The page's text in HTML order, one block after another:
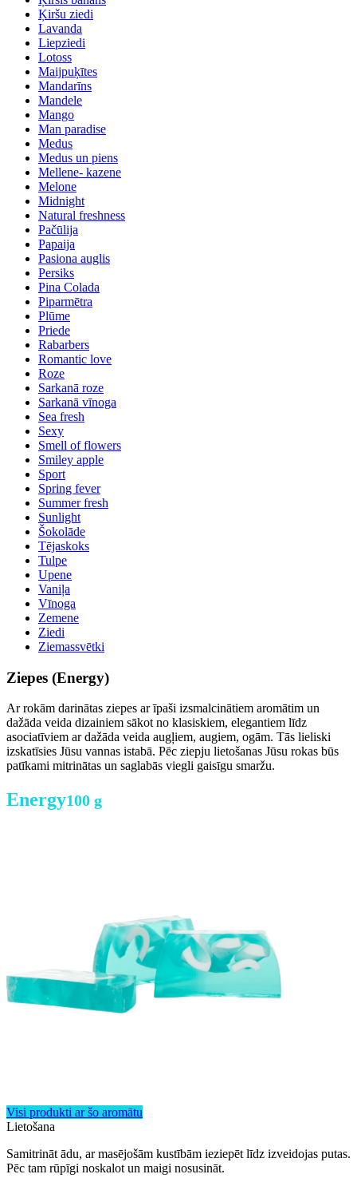
Ķiršu ziedi
Lavanda
Liepziedi
Lotoss
Maijpuķītes
Mandarīns
Mandele
Mango
Man paradise
Medus
Medus un piens
Mellene- kazene
Melone
Midnight
Natural freshness
Pačūlija
Papaija
Pasiona auglis
Persiks
Pina Colada
Piparmētra
Plūme
Priede
Rabarbers
Romantic love
Roze
Sarkanā roze
Sarkanā vīnoga
Sea fresh
Sexy
Smell of flowers
Smiley apple
Sport
Spring fever
Summer fresh
Sunlight
Šokolāde
Tējaskoks
Tulpe
Upene
Vaniļa
Vīnoga
Zemene
Ziedi
Ziemassvētki
Ziepes (Energy)
Ar rokām darinātas ziepes ar īpaši izsmalcinātiem aromātim un
dažāda veida dizainiem sākot no klasiskiem, elegantiem līdz
asociatīviem ar dažāda veida augļiem, augiem, ogām. Tās lieliski
izskatīsies Jūsu vannas istabā. Pēc ziepju lietošanas Jūsu rokas būs
patīkami mitrinātas un saglabās viegli gaisīgu smaržu.
Energy100 g
Visi produkti ar šo aromātu
Lietošana
Samitrināt ādu, ar masējošām kustībām ieziepēt līdz izveidojas putas.
Pēc tam rūpīgi noskalot un maigi nosusināt.